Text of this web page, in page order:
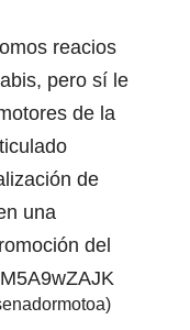
reacios
pero sí le
de la
de
una
del